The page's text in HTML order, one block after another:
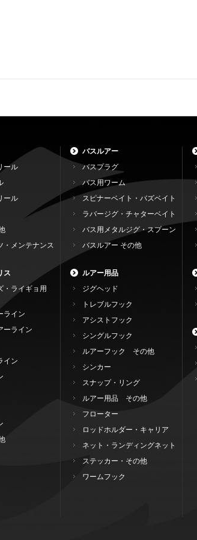
ール
ール
・メンテナンス
ス
・ライギョ用
ライン
ーライン
イン
バスルアー
バスプラグ
バス用ワーム
スピナーベイト・バズベイト
ラバージグ・チャターベイト
バス用メタルジグ・スプーン
バスルアー その他
ルアー用品
ジグヘッド
トレブルフック
アシストフック
シングルフック
ルアーフック その他
シンカー
スナップ・リング
ルアー用品 その他
フローター
ロッドホルダー・キャリア
ネット・ランディングネット
ステッカー・その他
ワームフック